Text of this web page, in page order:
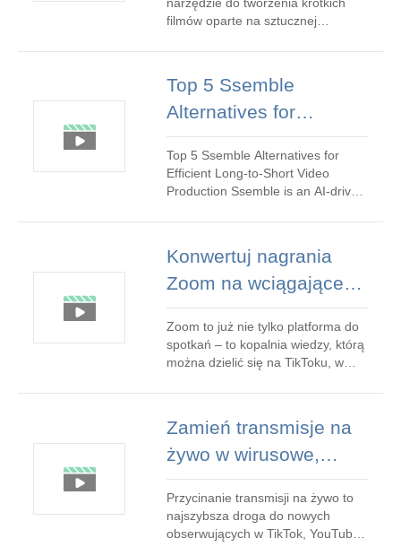
sztucznej inteligencji
dla twórców
narzędzie do tworzenia krótkich
filmów oparte na sztucznej
się świecie krótkich filmów twórcy
narzędzia, które w ciągu kilku
sekund przekształci długie treści w
Top 5 Ssemble
Alternatives for
Efficient Long‑to‑Short
Video Production
Top 5 Ssemble Alternatives for
Efficient Long‑to‑Short Video
Production Ssemble is an AI‑driven
Reels‑ready snippets. By
automating highlight detection,
Konwertuj nagrania
Zoom na wciągające
krótkie filmy za
pomocą sztucznej
inteligencji
Zoom to już nie tylko platforma do
spotkań – to kopalnia wiedzy, którą
można dzielić się na TikToku, w
materiału w niewielkie, urzekające
klipy, które przykuwają uwagę
Zamień transmisje na
żywo w wirusowe,
krótkie klipy za
pomocą sztucznej
inteligencji:najlepszy
Przycinanie transmisji na żywo to
najszybsza droga do nowych
obserwujących w TikTok, YouTube